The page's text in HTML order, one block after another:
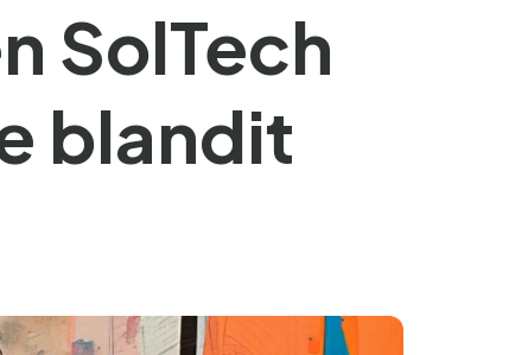
SolTech
blandit